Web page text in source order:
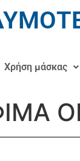
Χρήση μάσκας